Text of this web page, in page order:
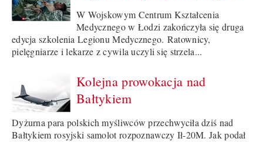
W Wojskowym Centrum Kształcenia
Medycznego w Łodzi zakończyła się druga
edycja szkolenia Legionu Medycznego. Ratownicy,
pielęgniarze i lekarze z cywila uczyli się strzela...
Kolejna prowokacja nad
Bałtykiem
Dyżurna para polskich myśliwców przechwyciła dziś nad
Bałtykiem rosyjski samolot rozpoznawczy Ił-20M. Jak podał